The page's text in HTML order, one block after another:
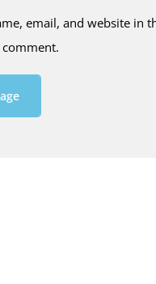
email, and website in